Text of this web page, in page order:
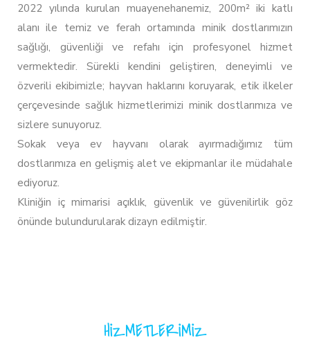
2022 yılında kurulan muayenehanemiz, 200m² iki katlı
alanı ile temiz ve ferah ortamında minik dostlarımızın
sağlığı, güvenliği ve refahı için profesyonel hizmet
vermektedir. Sürekli kendini geliştiren, deneyimli ve
özverili ekibimizle; hayvan haklarını koruyarak, etik ilkeler
çerçevesinde sağlık hizmetlerimizi minik dostlarımıza ve
sizlere sunuyoruz.
Sokak veya ev hayvanı olarak ayırmadığımız tüm
dostlarımıza en gelişmiş alet ve ekipmanlar ile müdahale
ediyoruz.
Kliniğin iç mimarisi açıklık, güvenlik ve güvenilirlik göz
önünde bulundurularak dizayn edilmiştir.
HIZMETLERIMIZ